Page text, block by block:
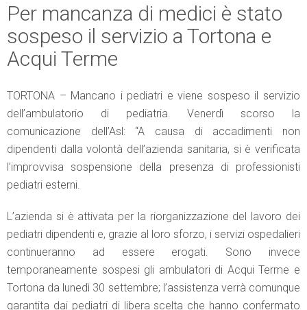
Per mancanza di medici è stato
sospeso il servizio a Tortona e
Acqui Terme
TORTONA – Mancano i pediatri e viene sospeso il servizio
dell’ambulatorio di pediatria. Venerdì scorso la
comunicazione dell’Asl: “A causa di accadimenti non
dipendenti dalla volontà dell’azienda sanitaria, si è verificata
l’improvvisa sospensione della presenza di professionisti
pediatri esterni.
L’azienda si è attivata per la riorganizzazione del lavoro dei
pediatri dipendenti e, grazie al loro sforzo, i servizi ospedalieri
continueranno ad essere erogati. Sono invece
temporaneamente sospesi gli ambulatori di Acqui Terme e
Tortona da lunedì 30 settembre; l’assistenza verrà comunque
garantita dai pediatri di libera scelta che hanno confermato